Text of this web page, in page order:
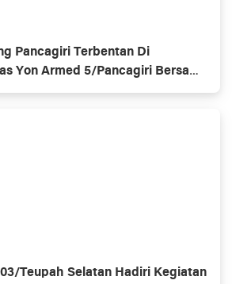
Pancagiri Terbentan Di
Yon Armed 5/Pancagiri Bersama
PT MA/BDRMS
Teupah Selatan Hadiri Kegiatan